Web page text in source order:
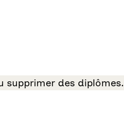
supprimer des diplômes.